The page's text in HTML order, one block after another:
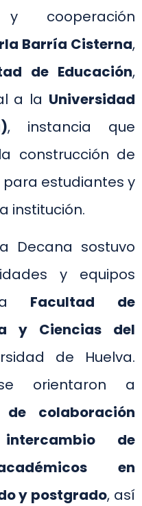
y cooperación
Barría Cisterna,
de Educación,
a la Universidad
, instancia que
construcción de
estudiantes y
institución.
Decana sostuvo
y equipos
Facultad de
y Ciencias del
de Huelva.
orientaron a
de colaboración
de
en
y postgrado, así